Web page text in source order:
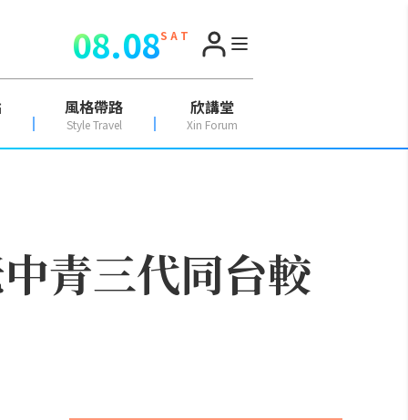
08.08S A T
風格帶路
Style Travel
欣講堂
Xin Forum
青三代同台較